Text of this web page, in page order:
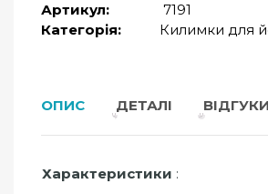
Артикул:
7191
Категорія:
Килимки для
ОПИС ДЕТАЛІ
Характеристики :